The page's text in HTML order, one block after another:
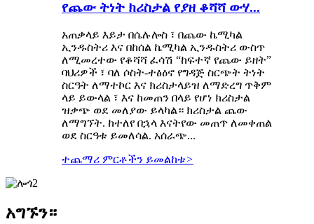
የጨው ትነት ክሪስታል የያዘ ቆሻሻ ውሃ...
አጠቃላይ እይታ በሴሉሎስ ፣ በጨው ኬሚካል
ኢንዱስትሪ እና በከሰል ኬሚካል ኢንዱስትሪ ውስጥ
ለሚመረተው የቆሻሻ ፈሳሽ “ከፍተኛ የጨው ይዘት”
ባህሪዎች ፣ ባለ ሶስት-ተፅዕኖ የግዳጅ ስርጭት ትነት
ስርዓት ለማተኮር እና ክሪስታላይዝ ለማድረግ ጥቅም
ላይ ይውላል ፣ እና ከመጠን በላይ የሆነ ክሪስታል
ዝቃጭ ወደ መለያው ይላካል። ክሪስታል ጨው
ለማግኘት. ከተለየ በኋላ እናትየው መጠጥ ለመቀጠል
ወደ ስርዓቱ ይመለሳል. አሰራጭ...
ተጨማሪ ምርቶችን ይመልከቱ>
አግኙን።